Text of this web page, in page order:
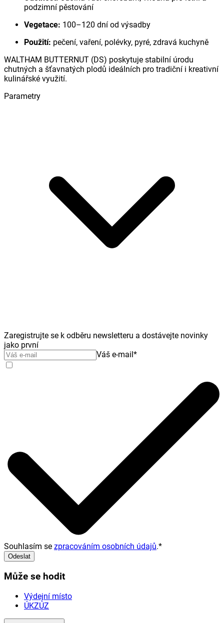
podzimní pěstování
Vegetace: 100–120 dní od výsadby
Použití: pečení, vaření, polévky, pyré, zdravá kuchyně
WALTHAM BUTTERNUT (DS) poskytuje stabilní úrodu
chutných a šťavnatých plodů ideálních pro tradiční i kreativní
kulinářské využití.
Parametry
Zaregistrujte se k odběru newsletteru a dostávejte novinky
jako první
Váš e-mail*
Souhlasím se zpracováním osobních údajů.*
Odeslat
Může se hodit
Výdejní místo
ÚKZÚZ